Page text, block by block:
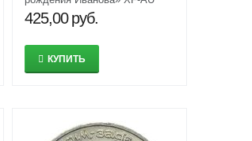
425,00 руб.
КУПИТЬ